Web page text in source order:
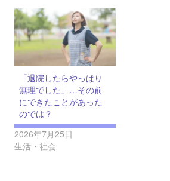
「退院したらやっぱり
無理でした」…その前
にできたことがあった
のでは？
2026年7月25日
生活・社会